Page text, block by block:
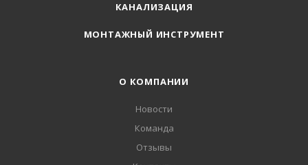
КАНАЛИЗАЦИЯ
МОНТАЖНЫЙ ИНСТРУМЕНТ
О КОМПАНИИ
Новости
Команда
Отзывы